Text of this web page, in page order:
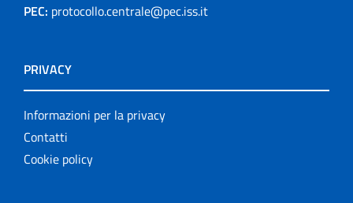
PEC: protocollo.centrale@pec.iss.it
PRIVACY
Informazioni per la privacy
Contatti
Cookie policy